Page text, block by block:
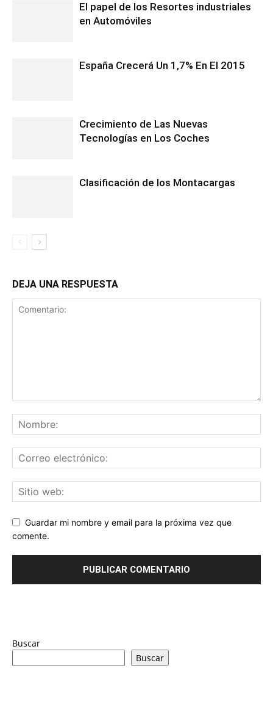
El papel de los Resortes industriales
en Automóviles
España Crecerá Un 1,7% En El 2015
Crecimiento de Las Nuevas
Tecnologías en Los Coches
Clasificación de los Montacargas
DEJA UNA RESPUESTA
Guardar mi nombre y email para la próxima vez que
comente.
Buscar
Buscar